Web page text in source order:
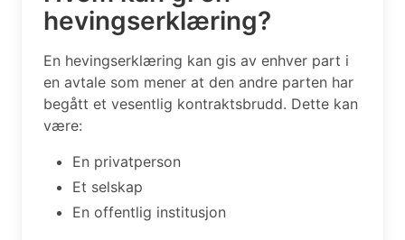
hevingserklæring?
En hevingserklæring kan gis av enhver part i
en avtale som mener at den andre parten har
begått et vesentlig kontraktsbrudd. Dette kan
være:
En privatperson
Et selskap
En offentlig institusjon